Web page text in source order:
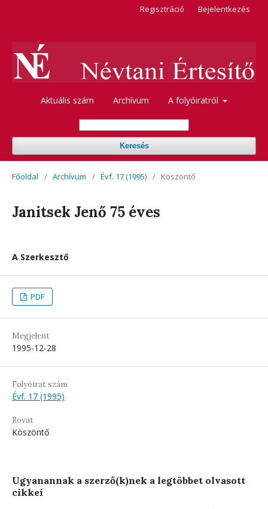
Aktuális szám Archívum A folyóiratról
Keresés
Regisztráció Bejelentkezés
Főoldal / Archívum / Évf. 17 (1995) / Köszöntő
Janitsek Jenő 75 éves
A Szerkesztő
PDF
Megjelent
1995-12-28
Folyóirat szám
Évf. 17 (1995)
Rovat
Köszöntő
Ugyanannak a szerző(k)nek a legtöbbet olvasott
cikkei